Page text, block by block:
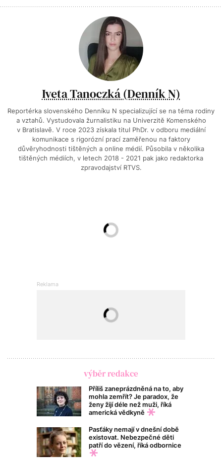
Iveta Tanoczká (Denník N)
Reportérka slovenského Denníku N specializující se na téma rodiny
a vztahů. Vystudovala žurnalistiku na Univerzitě Komenského
v Bratislavě. V roce 2023 získala titul PhDr. v odboru mediální
komunikace s rigorózní prací zaměřenou na faktory
důvěryhodnosti tištěných a online médií. Působila v několika
tištěných médiích, v letech 2018 - 2021 pak jako redaktorka
zpravodajství RTVS.
výběr redakce
Příliš zaneprázdněná na to, aby
mohla zemřít? Je paradox, že
ženy žijí déle než muži, říká
americká vědkyně
Pasťáky nemají v dnešní době
existovat. Nebezpečné děti
patří do vězení, říká odbornice